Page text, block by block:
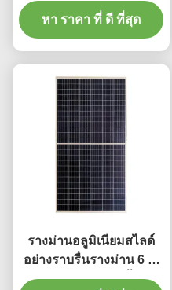
หา ราคา ที่ ดี ที่สุด
รางม่านอลูมิเนียมสไลด์
อย่างราบรื่นรางม่าน 6 ม.
พร้อมอุปกรณ์เสริมทั้งหมด